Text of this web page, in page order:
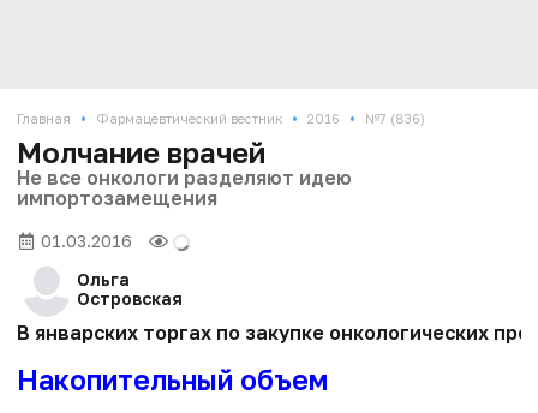
Главная • Фармацевтический вестник • 2016 • №7 (836)
Молчание врачей
Не все онкологи разделяют идею
импортозамещения
01.03.2016
Ольга
Островская
В январских торгах по закупке онкологических
Накопительный объем